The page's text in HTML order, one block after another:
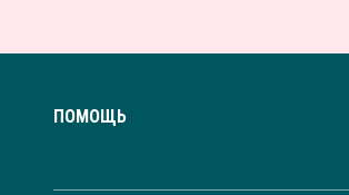
ПОМОЩЬ